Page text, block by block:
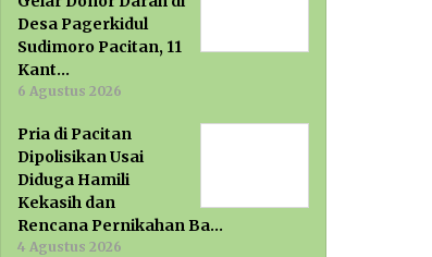
Desa Pagerkidul
Sudimoro Pacitan, 11
Kant…
6 Agustus 2026
Pria di Pacitan
Dipolisikan Usai
Diduga Hamili
Kekasih dan
Rencana Pernikahan Ba…
4 Agustus 2026